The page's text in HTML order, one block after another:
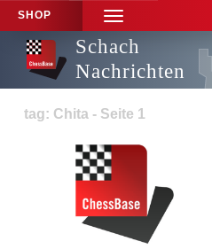
SHOP
TOGGLE
NAVIGATION
Schach
Nachrichten
tag: Chita - Seite 1